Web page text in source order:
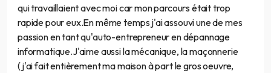
qui travaillaient avec moi car mon parcours était trop
rapide pour eux.En même temps j'ai assouvi une de mes
passion en tant qu'auto-entrepreneur en dépannage
informatique.J'aime aussi la mécanique, la maçonnerie
(j'ai fait entièrement ma maison à part le gros oeuvre,